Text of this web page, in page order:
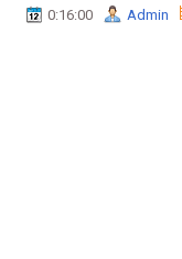
0:16:00 Admin